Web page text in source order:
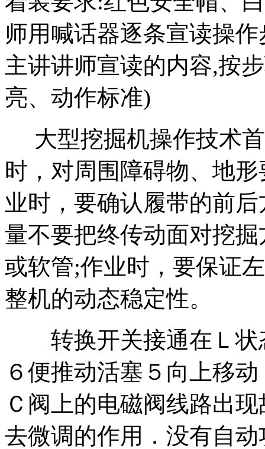
师用喊话器逐条宣读
主讲讲师宣读的内容,按
亮、动作标准)
大型挖掘机操作技术
时，对周围障碍物、地
业时，要确认履带的前
量不要把终传动面对挖
或软管;作业时，要保证
整机的动态稳定性。
转换开关接通在Ｌ状
６便推动活塞５向上移
Ｃ阀上的电磁阀线路出
去微调的作用．没有自